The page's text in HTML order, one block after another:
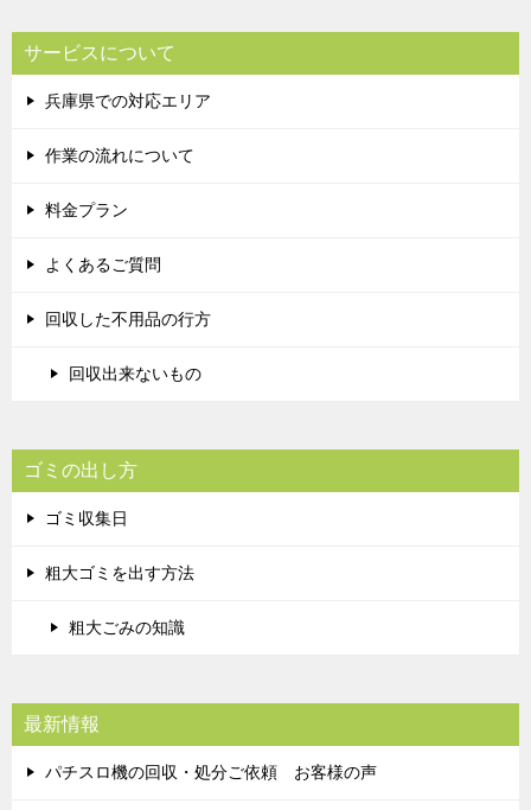
サービスについて
兵庫県での対応エリア
作業の流れについて
料金プラン
よくあるご質問
回収した不用品の行方
回収出来ないもの
ゴミの出し方
ゴミ収集日
粗大ゴミを出す方法
粗大ごみの知識
最新情報
パチスロ機の回収・処分ご依頼 お客様の声